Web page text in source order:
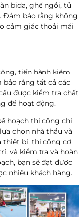
bida, ghế ngồi, tủ
Đảm bảo rằng không
cảm giác thoải mái
tiến hành kiểm
bảo rằng tất cả các
được kiểm tra chất
để hoạt động.
hoạch thi công chi
chọn nhà thầu và
thiết bị, thi công cơ
và kiểm tra và hoàn
bạn sẽ đạt được
nhiều khách hàng.